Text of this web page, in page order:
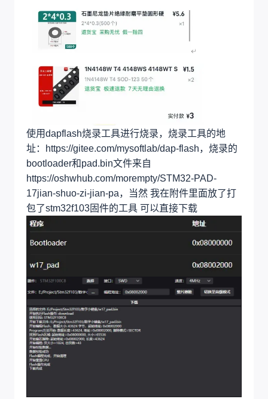
使用dapflash烧录工具进行烧录，烧录工具的地
址：https://gitee.com/mysoftlab/dap-flash，烧录的
bootloader和pad.bin文件来自
https://oshwhub.com/morempty/STM32-PAD-
17jian-shuo-zi-jian-pa，当然 我在附件里面放了打
包了stm32f103固件的工具 可以直接下载